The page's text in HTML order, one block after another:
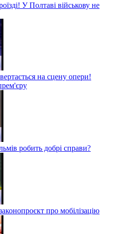
У Полтаві військову не
на сцену опери!
робить добрі справи?
про мобілізацію